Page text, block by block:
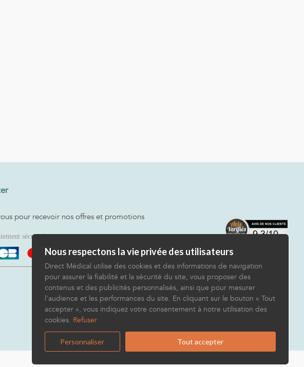
pour recevoir nos offres et promotions
Nous respectons la vie privée des utilisateurs
Direct Médical utilise des cookies et des informations de navigation
pour assurer la fiabilité et la sécurité du site, vous proposer des
contenus et des publicités personnalisés, ainsi que pour mesurer
l'audience et les performances du site. En cliquant sur le bouton « Tout
accepter », vous indiquez votre consentement à notre utilisation des
cookies. Refuser
Personnaliser Tout accepter